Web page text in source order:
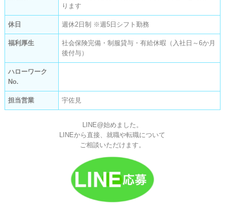
ります
休日 週休2日制 ※週5日シフト勤務
福利厚生
社会保険完備・制服貸与・有給休暇（入社日～6か月
後付与）
ハローワーク
No.
担当営業 宇佐見
LINE@始めました。
LINEから直接、就職や転職について
ご相談いただけます。